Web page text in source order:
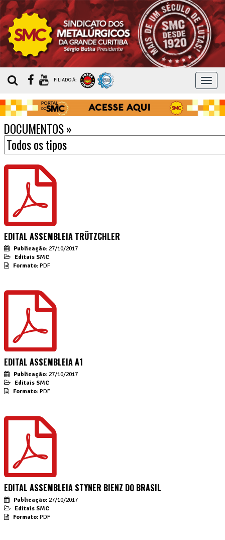
MENU
FILIADO À:
DOCUMENTOS»
EDITAL ASSEMBLEIA TRÜTZCHLER
Publicação: 27/10/2017
Editais SMC
Formato: PDF
EDITAL ASSEMBLEIA A1
Publicação: 27/10/2017
Editais SMC
Formato: PDF
EDITAL ASSEMBLEIA STYNER BIENZ DO BRASIL
Publicação: 27/10/2017
Editais SMC
Formato: PDF